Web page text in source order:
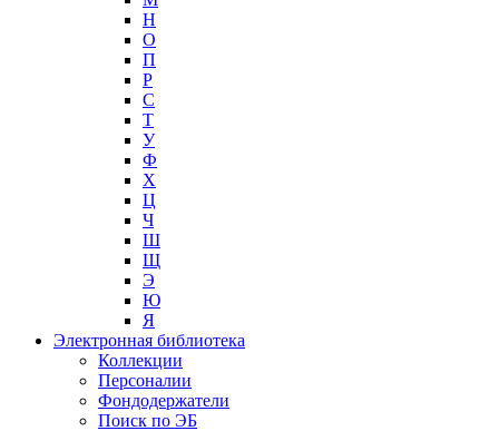
Н
О
П
Р
С
Т
У
Ф
Х
Ц
Ч
Ш
Щ
Э
Ю
Я
Электронная библиотека
Коллекции
Персоналии
Фондодержатели
Поиск по ЭБ